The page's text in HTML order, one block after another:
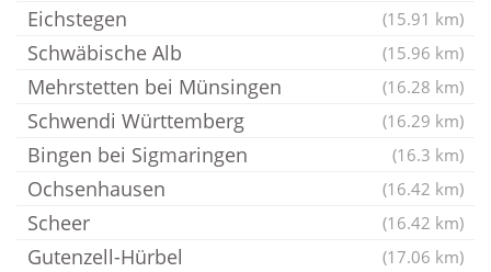
Eichstegen (15.91 km)
Schwäbische Alb (15.96 km)
Mehrstetten bei Münsingen (16.28 km)
Schwendi Württemberg (16.29 km)
Bingen bei Sigmaringen (16.3 km)
Ochsenhausen (16.42 km)
Scheer (16.42 km)
Gutenzell-Hürbel (17.06 km)